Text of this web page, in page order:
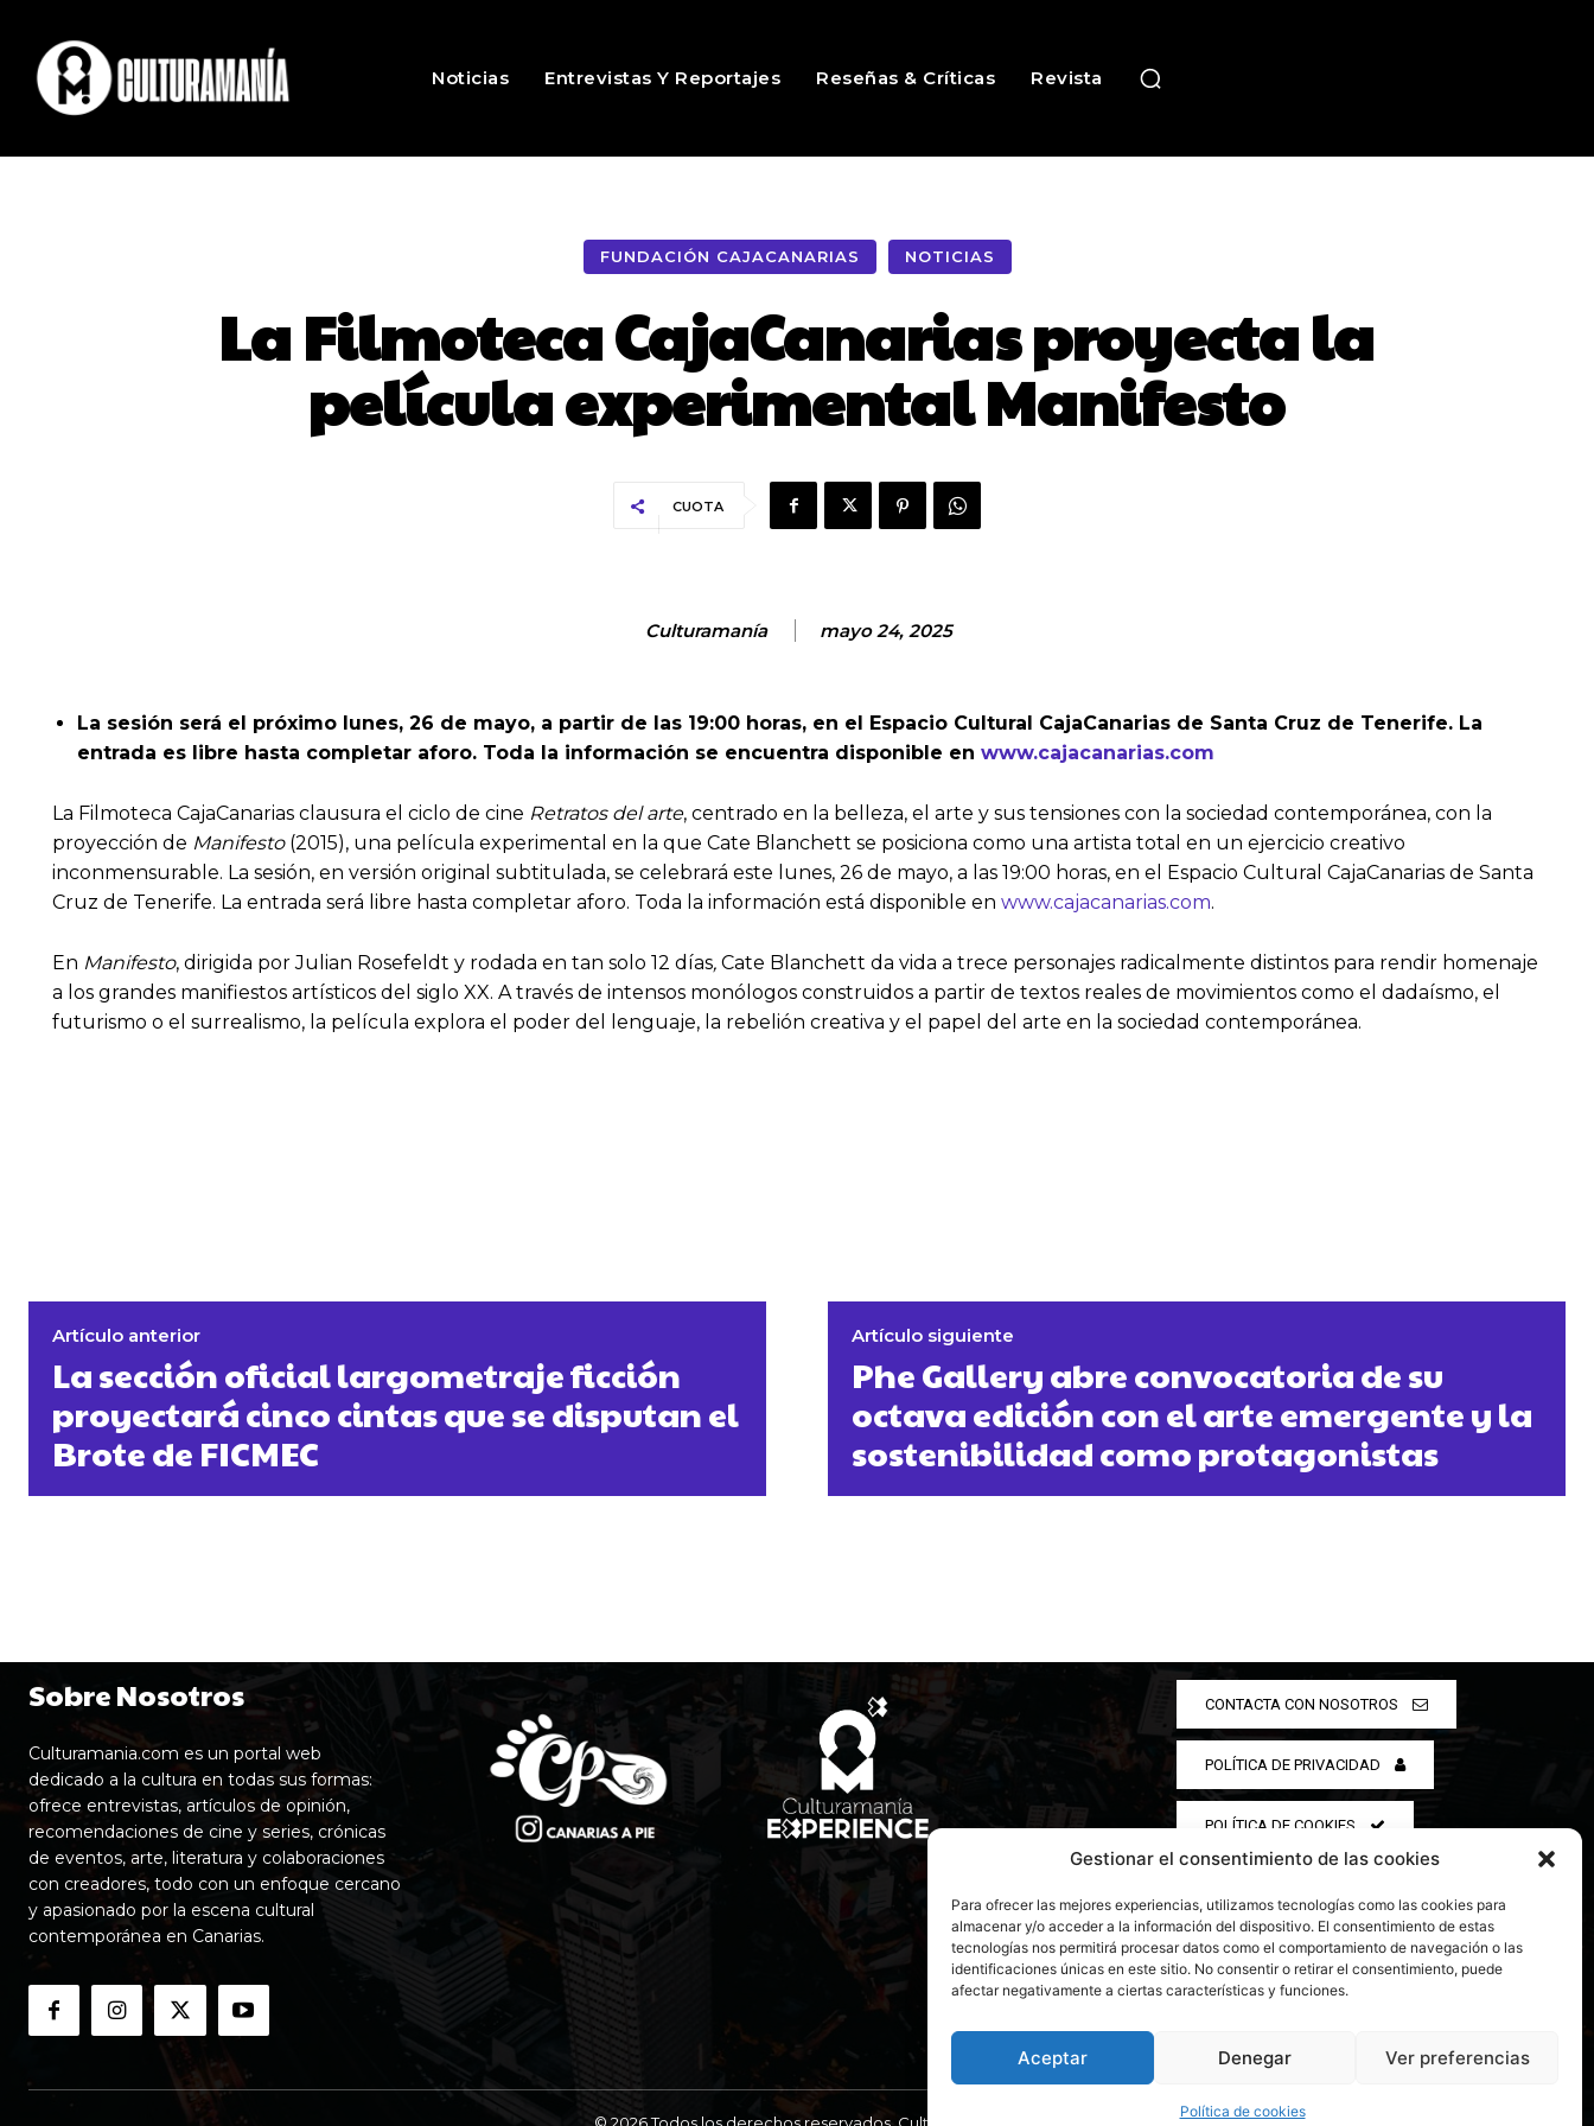
Gestionar el consentimiento de las cookies
Para ofrecer las mejores experiencias, utilizamos tecnologías como las cookies para
almacenar y/o acceder a la información del dispositivo. El consentimiento de estas
tecnologías nos permitirá procesar datos como el comportamiento de navegación o las
identificaciones únicas en este sitio. No consentir o retirar el consentimiento, puede
afectar negativamente a ciertas características y funciones.
Aceptar Denegar Ver preferencias
Política de cookies
Noticias Entrevistas Y Reportajes Reseñas & Críticas Revista
FUNDACIÓN CAJACANARIAS NOTICIAS
La Filmoteca CajaCanarias proyecta la
película experimental Manifesto
CUOTA
Culturamanía mayo 24, 2025
La sesión será el próximo lunes, 26 de mayo, a partir de las 19:00 horas, en el Espacio Cultural CajaCanarias de Santa Cruz de Tenerife. La
entrada es libre hasta completar aforo. Toda la información se encuentra disponible en www.cajacanarias.com
La Filmoteca CajaCanarias clausura el ciclo de cine Retratos del arte, centrado en la belleza, el arte y sus tensiones con la sociedad contemporánea, con la
proyección de Manifesto(2015), una película experimental en la que Cate Blanchett se posiciona como una artista total en un ejercicio creativo
inconmensurable. La sesión, en versión original subtitulada, se celebrará este lunes, 26 de mayo, a las 19:00 horas, en el Espacio Cultural CajaCanarias de Santa
Cruz de Tenerife. La entrada será libre hasta completar aforo. Toda la información está disponible en www.cajacanarias.com.
En Manifesto, dirigida por Julian Rosefeldt y rodada en tan solo 12 días, Cate Blanchett da vida a trece personajes radicalmente distintos para rendir homenaje
a los grandes manifiestos artísticos del siglo XX. A través de intensos monólogos construidos a partir de textos reales de movimientos como el dadaísmo, el
futurismo o el surrealismo, la película explora el poder del lenguaje, la rebelión creativa y el papel del arte en la sociedad contemporánea.
Artículo anterior
La sección oficial largometraje ficción
proyectará cinco cintas que se disputan el
Brote de FICMEC
Artículo siguiente
Phe Gallery abre convocatoria de su
octava edición con el arte emergente y la
sostenibilidad como protagonistas
Sobre Nosotros
Culturamania.com es un portal web
dedicado a la cultura en todas sus formas:
ofrece entrevistas, artículos de opinión,
recomendaciones de cine y series, crónicas
de eventos, arte, literatura y colaboraciones
con creadores, todo con un enfoque cercano
y apasionado por la escena cultural
contemporánea en Canarias.
CONTACTA CON NOSOTROS
POLÍTICA DE PRIVACIDAD
POLÍTICA DE COOKIES